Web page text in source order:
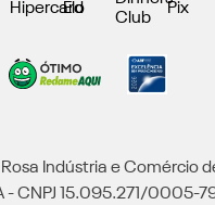
Indústria e Comércio
- CNPJ 15.095.271/0005-